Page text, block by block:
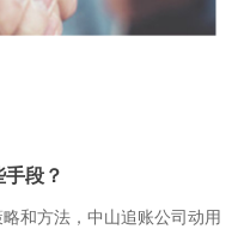
段？
和方法，中山追账公司动用